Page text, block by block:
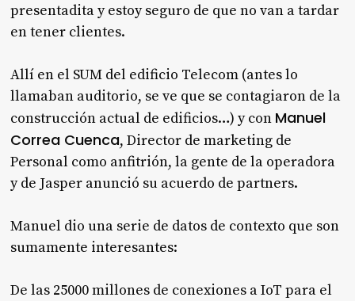
presentadita y estoy seguro de que no van a tardar
en tener clientes.
Allí en el SUM del edificio Telecom (antes lo
llamaban auditorio, se ve que se contagiaron de la
construcción actual de edificios…) y con Manuel
Correa Cuenca, Director de marketing de
Personal como anfitrión, la gente de la operadora
y de Jasper anunció su acuerdo de partners.
Manuel dio una serie de datos de contexto que son
sumamente interesantes:
De las 25000 millones de conexiones a IoT para el